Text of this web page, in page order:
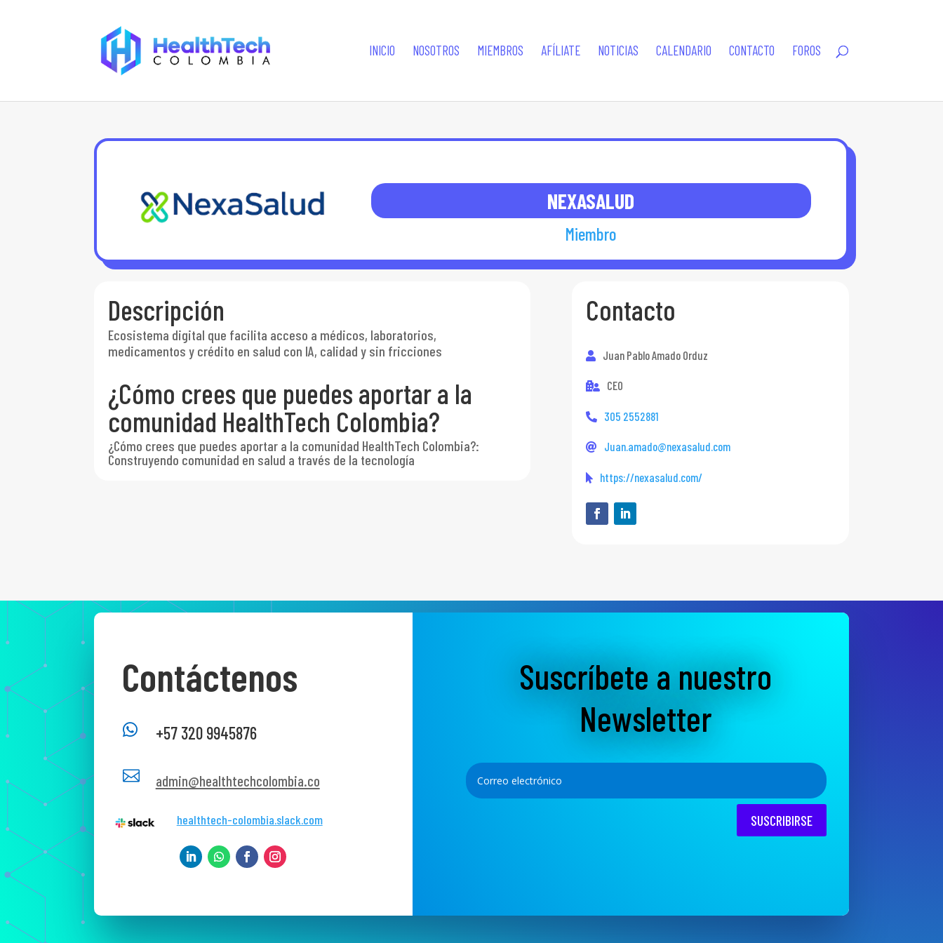
INICIO NOSOTROS MIEMBROS AFÍLIATE NOTICIAS CALENDARIO CONTACTO FOROS
NEXASALUD
Miembro
Descripción
Ecosistema digital que facilita acceso a médicos, laboratorios,
medicamentos y crédito en salud con IA, calidad y sin fricciones
¿Cómo crees que puedes aportar a la
comunidad HealthTech Colombia?
¿Cómo crees que puedes aportar a la comunidad HealthTech Colombia?:
Construyendo comunidad en salud a través de la tecnología
Contacto
Juan Pablo Amado Orduz
CEO
305 2552881
Juan.amado@nexasalud.com
https://nexasalud.com/
Contáctenos
 +57 320 9945876
 admin@healthtechcolombia.co
healthtech-colombia.slack.com
Suscríbete a nuestro
Newsletter
SUSCRIBIRSE